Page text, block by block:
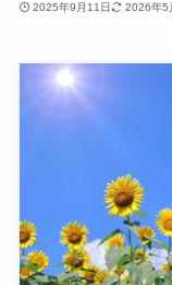
2025年9月11日 2026年5